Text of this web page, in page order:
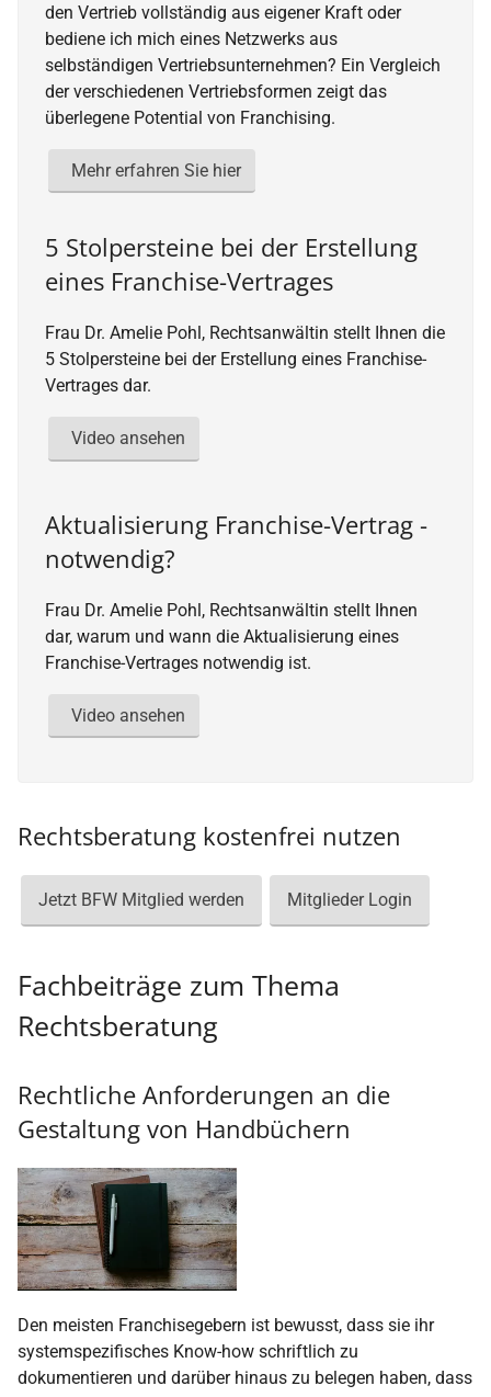
den Vertrieb vollständig aus eigener Kraft oder
bediene ich mich eines Netzwerks aus
selbständigen Vertriebsunternehmen? Ein Vergleich
der verschiedenen Vertriebsformen zeigt das
überlegene Potential von Franchising.
Mehr erfahren Sie hier
5 Stolpersteine bei der Erstellung
eines Franchise-Vertrages
Frau Dr. Amelie Pohl, Rechtsanwältin stellt Ihnen die
5 Stolpersteine bei der Erstellung eines Franchise-
Vertrages dar.
Video ansehen
Aktualisierung Franchise-Vertrag -
notwendig?
Frau Dr. Amelie Pohl, Rechtsanwältin stellt Ihnen
dar, warum und wann die Aktualisierung eines
Franchise-Vertrages notwendig ist.
Video ansehen
Rechtsberatung kostenfrei nutzen
Jetzt BFW Mitglied werden Mitglieder Login
Fachbeiträge zum Thema
Rechtsberatung
Rechtliche Anforderungen an die
Gestaltung von Handbüchern
Den meisten Franchisegebern ist bewusst, dass sie ihr
systemspezifisches Know-how schriftlich zu
dokumentieren und darüber hinaus zu belegen haben, dass